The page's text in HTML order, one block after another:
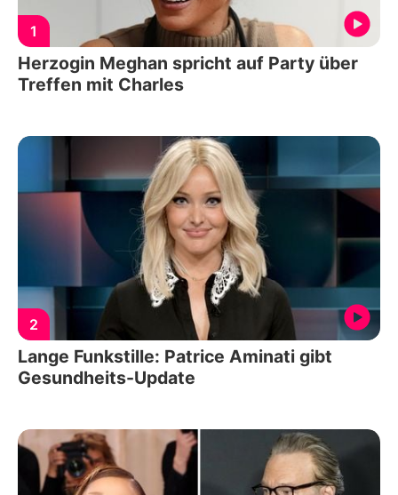
1
Herzogin Meghan spricht auf Party über
Treffen mit Charles
2
Lange Funkstille: Patrice Aminati gibt
Gesundheits-Update